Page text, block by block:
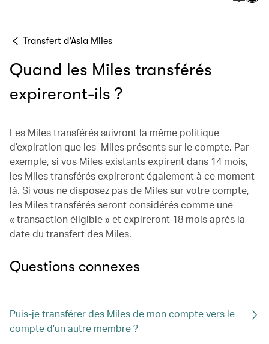
Transfert d’Asia Miles
Quand les Miles transférés
expireront-ils ?
Les Miles transférés suivront la même politique
d’expiration que les Miles présents sur le compte. Par
exemple, si vos Miles existants expirent dans 14 mois,
les Miles transférés expireront également à ce moment-
là. Si vous ne disposez pas de Miles sur votre compte,
les Miles transférés seront considérés comme une
« transaction éligible » et expireront 18 mois après la
date du transfert des Miles.
Questions connexes
Puis-je transférer des Miles de mon compte vers le
compte d’un autre membre ?